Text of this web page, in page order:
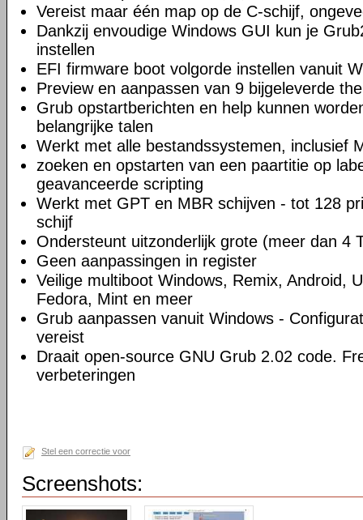
Vereist maar één map op de C-schijf,
Dankzij envoudige Windows GUI kun je
instellen
EFI firmware boot volgorde instellen vanuit
Preview en aanpassen van 9 bijgeleverde
Grub opstartberichten en help kunnen
belangrijke talen
Werkt met alle bestandssystemen, inclusief
zoeken en opstarten van een paartitie op
geavanceerde scripting
Werkt met GPT en MBR schijven - tot 128
schijf
Ondersteunt uitzonderlijk grote (meer dan 4
Geen aanpassingen in register
Veilige multiboot Windows, Remix, Android,
Fedora, Mint en meer
Grub aanpassen vanuit Windows -
vereist
Draait open-source GNU Grub 2.02 code.
verbeteringen
Stel een correctie voor
Screenshots: